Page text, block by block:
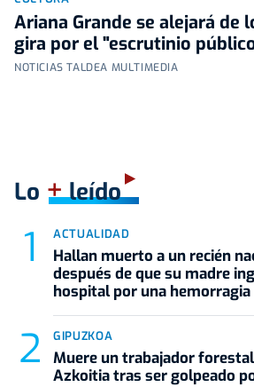
Ariana Grande se alejará de
gira por el "escrutinio
NOTICIAS TALDEA MULTIMEDIA
Lo +leído
ACTUALIDAD
Hallan muerto a un recién
después de que su madre
hospital por una hemorragia
GIPUZKOA
Muere un trabajador
Azkoitia tras ser golpeado